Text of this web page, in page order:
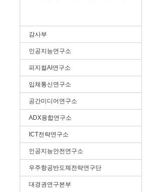
감사부
인공지능연구소
피지컬AI연구소
입체통신연구소
공간미디어연구소
ADX융합연구소
ICT전략연구소
인공지능안전연구소
우주항공반도체전략연구단
대경권연구본부